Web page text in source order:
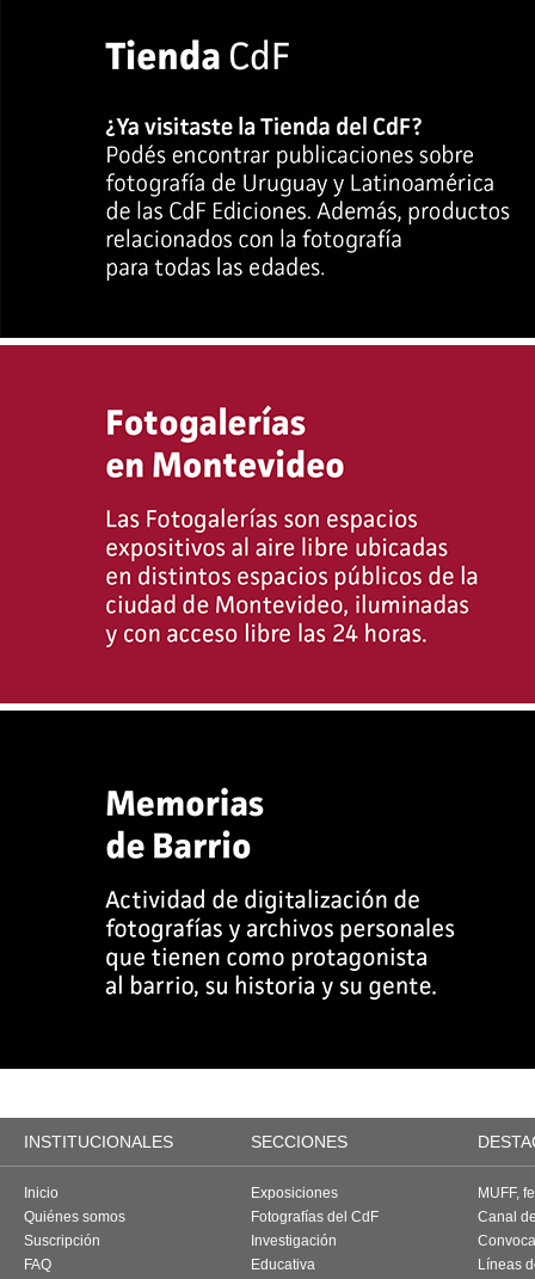
INSTITUCIONALES SECCIONES
Inicio
Quiénes somos
Suscripción
FAQ
Exposiciones
Fotografías del CdF
Investigación
Educativa
MUFF,
Canal
Líneas